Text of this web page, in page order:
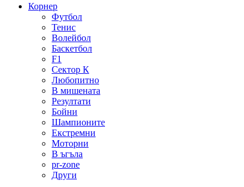
Корнер
Футбол
Тенис
Волейбол
Баскетбол
F1
Сектор К
Любопитно
В мишената
Резултати
Бойни
Шампионите
Екстремни
Моторни
В ъгъла
pr-zone
Други